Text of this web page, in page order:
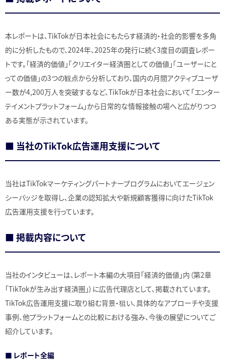
本レポートは、TikTokが日本社会にもたらす経済的・社会的影響を多角
的に分析したもので、2024年、2025年の発行に続く3度目の調査レポー
トです。「経済的価値」「クリエイター経済圏としての価値」「ユーザーにと
っての価値」の3つの観点から分析しており、国内の月間アクティブユーザ
ー数が4,200万人を突破するなど、TikTokが日本社会において「エンター
テイメントプラットフォーム」から日常的な情報接触の場へと広がりつつ
ある実態が示されています。
■ 当社のTikTok広告運用支援について
当社はTikTokマーケティングパートナープログラムにおいてエージェン
シーバッジを取得し、企業の認知拡大や新規顧客獲得に向けたTikTok
広告運用支援を行っています。
■ 掲載内容について
当社のインタビューは、レポート本編の大項目「経済的価値」内（第2章
「TikTokが生み出す経済圏」）に広告代理店として、掲載されています。
TikTok広告運用支援に取り組む背景・狙い、具体的なアプローチや支援
事例、他プラットフォームとの比較における強み、今後の展望についてご
紹介しています。
■ レポート全編